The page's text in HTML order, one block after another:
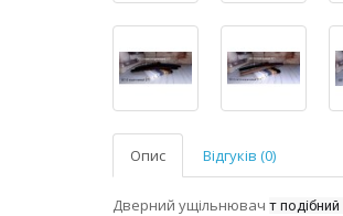
Опис Відгуків (0)
Дверний ущільнювач т подібний